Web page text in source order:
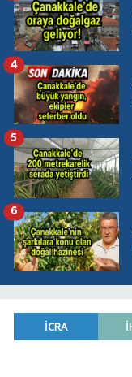
4
5
6